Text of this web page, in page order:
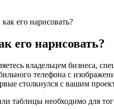
его нарисовать?
его нарисовать?
владельцем бизнеса,
телефона с
столкнулся с вашим
таблицы необходимо для